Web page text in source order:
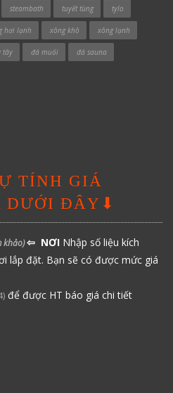
steambath tuyết tùng tylo
hơi lạnh xông khô xông lạnh
tây đá muối đá sauna
TÍNH GIÁ
DƯỚI ĐÂY⬇
khảo)⇦ NƠI Nhập số liệu kích
lắp đặt. Bạn sẽ có được mức giá
để được HT báo giá chi tiết